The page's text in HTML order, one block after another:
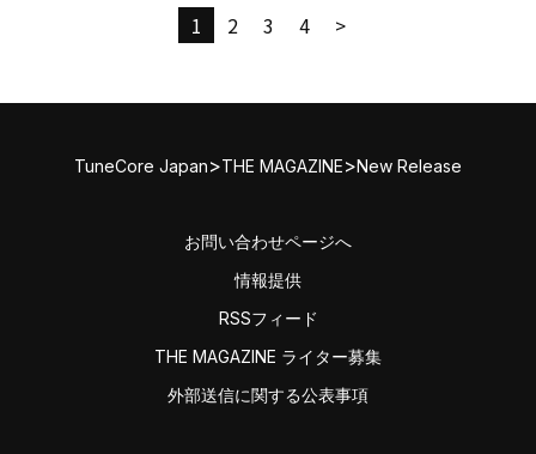
1 2 3 4 >
TuneCore Japan>THE MAGAZINE>New Release
お問い合わせページへ
情報提供
RSSフィード
THE MAGAZINE ライター募集
外部送信に関する公表事項